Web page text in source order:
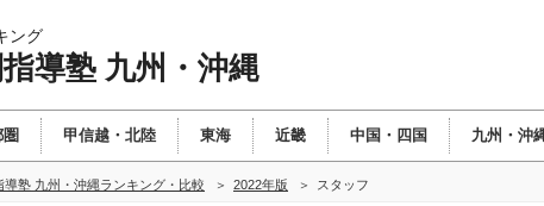
ング
導塾 九州・沖縄
甲信越・北陸 東海 近畿 中国・四国 九州・沖
塾 九州・沖縄ランキング・比較 2022年版 スタッフ